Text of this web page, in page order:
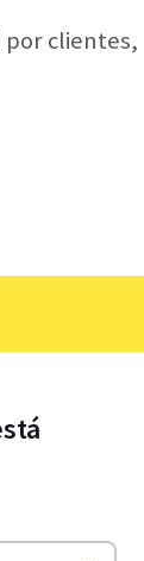
por clientes,